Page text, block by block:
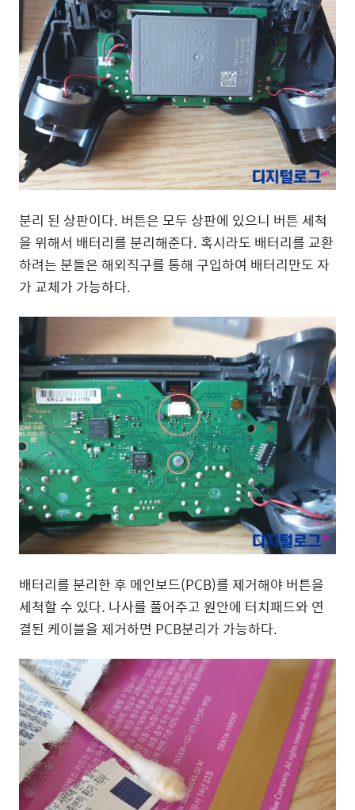
분리 된 상판이다. 버튼은 모두 상판에 있으니 버튼 세척
을 위해서 배터리를 분리해준다. 혹시라도 배터리를 교환
하려는 분들은 해외직구를 통해 구입하여 배터리만도 자
가 교체가 가능하다.
배터리를 분리한 후 메인보드(PCB)를 제거해야 버튼을
세척할 수 있다. 나사를 풀어주고 원안에 터치패드와 연
결된 케이블을 제거하면 PCB분리가 가능하다.